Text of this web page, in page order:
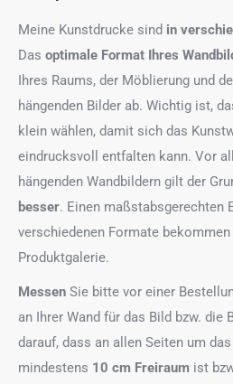
Meine Kunstdrucke sind in
Das optimale Format Ihres
Ihres Raums, der Möblierung und
hängenden Bilder ab. Wichtig ist,
klein wählen, damit sich das
eindrucksvoll entfalten kann. Vor
hängenden Wandbildern gilt der
besser. Einen maßstabsgerechten
verschiedenen Formate
Produktgalerie.
Messen Sie bitte vor einer
an Ihrer Wand für das Bild bzw. die
darauf, dass an allen Seiten um
mindestens 10 cm Freiraum ist